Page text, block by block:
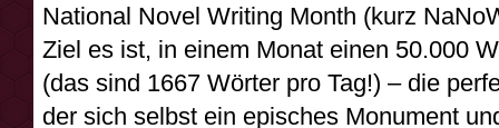
National Novel Writing Month (kurz
Ziel es ist, in einem Monat einen 50.000
(das sind 1667 Wörter pro Tag!) – die
der sich selbst ein episches Monument